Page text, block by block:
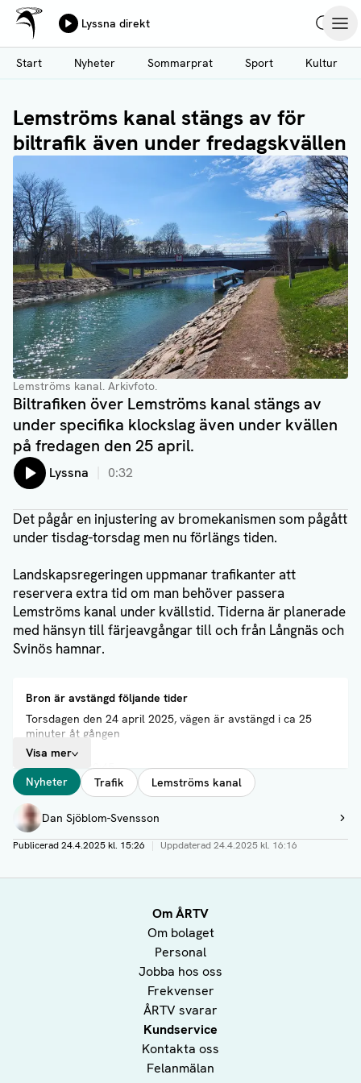
Hoppa
till
huvudinnehåll
Ålands Radio & TV
Lyssna direkt
Start
Nyheter Sommarprat Sport Kultur
Lemströms kanal stängs av för
biltrafik även under fredagskvällen
Lemströms kanal. Arkivfoto.
Biltrafiken över Lemströms kanal stängs av
under specifika klockslag även under kvällen
på fredagen den 25 april.
Lyssna 0:32
Det pågår en injustering av bromekanismen som pågått
under tisdag-torsdag men nu förlängs tiden.
Landskapsregeringen uppmanar trafikanter att
reservera extra tid om man behöver passera
Lemströms kanal under kvällstid. Tiderna är planerade
med hänsyn till färjeavgångar till och från Långnäs och
Svinös hamnar.
Visa mer
Bron är avstängd följande tider
Torsdagen den 24 april 2025, vägen är avstängd i ca 25
minuter åt gången
- Kl 20:15 – 20:45
- Kl 20:50 – 21:05
- Kl 21:30 – 21:55
- Kl 22:00 – 22:25
- Kl 22:30 – 22:55
- Kl 23:00 – 23:25
Taggar
Nyheter Trafik Lemströms kanal
Författare
Dan Sjöblom-Svensson
Visa profil
Publicerad24.4.2025 kl. 15:26 | Uppdaterad24.4.2025 kl. 16:16
Om ÅRTV
Om bolaget
Personal
Jobba hos oss
Frekvenser
ÅRTV svarar
Kundservice
Kontakta oss
Felanmälan